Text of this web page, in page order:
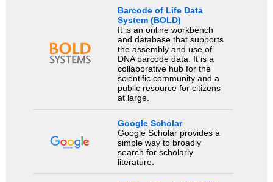
Barcode of Life Data
System (BOLD)
It is an online workbench
and database that supports
the assembly and use of
DNA barcode data. It is a
collaborative hub for the
scientific community and a
public resource for citizens
at large.
Google Scholar
Google Scholar provides a
simple way to broadly
search for scholarly
literature.